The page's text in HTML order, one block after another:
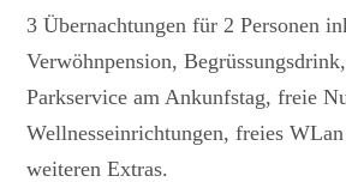
3 Übernachtungen für 2 Personen
Verwöhnpension,
Parkservice am Ankunfstag, freie
Wellnesseinrichtungen, freies
weiteren Extras.